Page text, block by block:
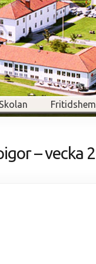
Skolan Fritidshem
– vecka 2